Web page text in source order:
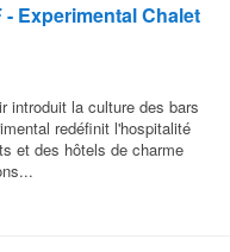
Experimental Chalet
introduit la culture des bars
redéfinit l'hospitalité
et des hôtels de charme